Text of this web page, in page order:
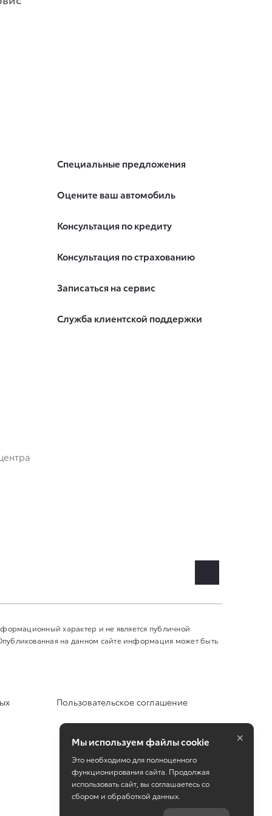
Специальные предложения
Оцените ваш автомобиль
Консультация по кредиту
Консультация по страхованию
Записаться на сервис
Служба клиентской поддержки
характер и не является публичной
на данном сайте информация может быть
Пользовательское соглашение
Работает на технологиях
Мы используем файлы cookie
Это необходимо для полноценного
функционирования сайта. Продолжая
использовать сайт, вы соглашаетесь со
сбором и обработкой данных.
×